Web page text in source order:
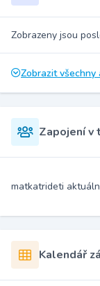
Zobrazeny jsou
Zobrazit všechny
Zapojení v
matkatrideti
Kalendář